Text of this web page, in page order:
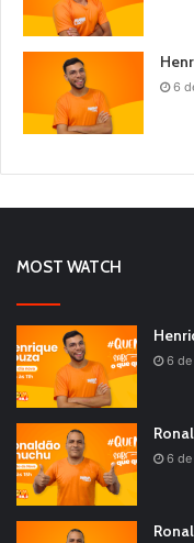
6
MOST WATCH
6
6